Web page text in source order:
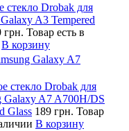
стекло Drobak для
A3 Tempered
грн. Товар есть в
В корзину
Galaxy A7
стекло Drobak для
Galaxy A7 A700H/DS
Glass 189 грн. Товар
В корзину